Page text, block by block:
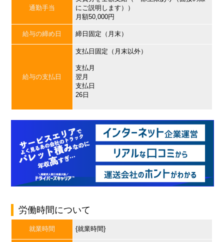
通勤手当
にご説明します））
月額50,000円
給与の締め日 締日固定（月末）
給与の支払日
支払日固定（月末以外）
支払月
翌月
支払日
26日
労働時間について
就業時間 {就業時間}